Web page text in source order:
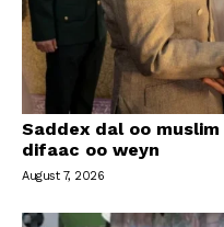
Saddex dal oo
difaac oo weyn
August 7, 2026